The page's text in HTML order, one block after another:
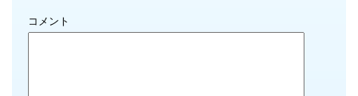
コメント